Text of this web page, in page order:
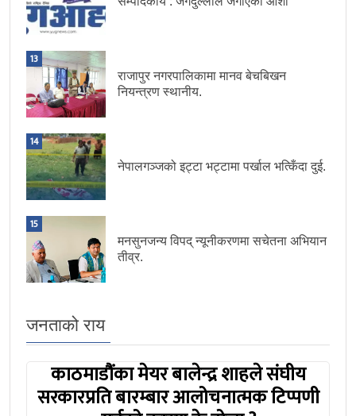
13
राजापुर नगरपालिकामा मानव बेचबिखन
नियन्त्रण स्थानीय.
14
नेपालगञ्जको इट्टा भट्टामा पर्खाल भत्किँदा दुई.
15
मनसुनजन्य विपद् न्यूनीकरणमा सचेतना अभियान
तीव्र.
जनताको राय
काठमाडौंका मेयर बालेन्द्र शाहले संघीय
सरकारप्रति बारम्बार आलोचनात्मक टिप्पणी